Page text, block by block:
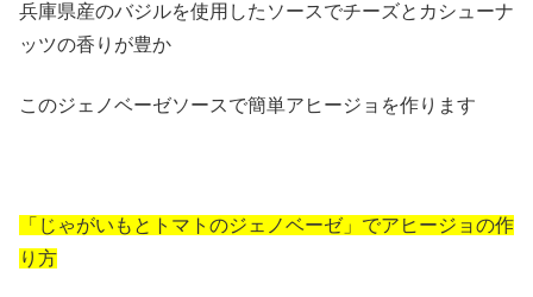
兵庫県産のバジルを使用したソースでチーズとカシューナ
ッツの香りが豊か
このジェノベーゼソースで簡単アヒージョを作ります
「じゃがいもとトマトのジェノベーゼ」でアヒージョの作
り方